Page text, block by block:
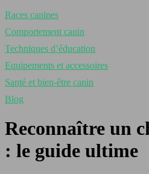
Races canines
Comportement canin
Techniques d’éducation
Equipements et accessoires
Santé et bien-être canin
Blog
Reconnaître un
: le guide ultime